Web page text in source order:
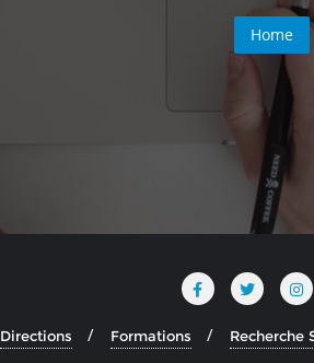
Home
Directions Formations Recherche